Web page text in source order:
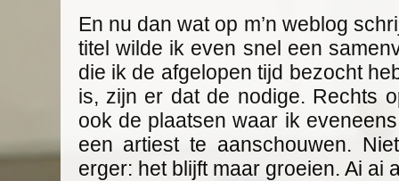
En nu dan wat op m’n weblog
titel wilde ik even snel een
die ik de afgelopen tijd bezocht
is, zijn er dat de nodige. Rechts
ook de plaatsen waar ik
een artiest te aanschouwen.
erger: het blijft maar groeien. Ai ai